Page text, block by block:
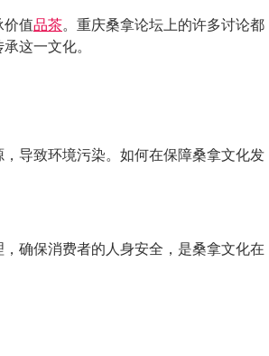
价值品茶。重庆桑拿论坛上的许多讨论都
这一文化。
导致环境污染。如何在保障桑拿文化发
确保消费者的人身安全，是桑拿文化在